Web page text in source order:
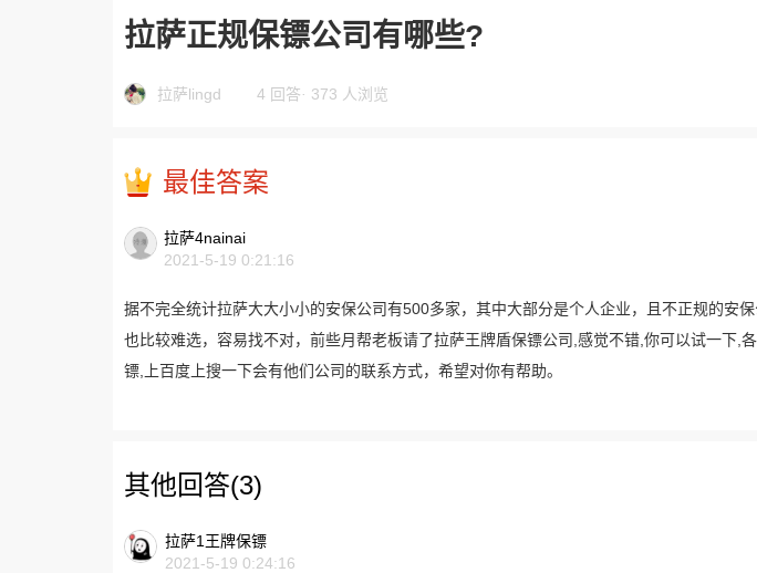
拉萨正规保镖公司有哪些?
拉萨lingd 4 回答· 373 人浏览
最佳答案
拉萨4nainai
2021-5-19 0:21:16
据不完全统计拉萨大大小小的安保公司有500多家，其中大部分是个人企业，且不正规的安保
也比较难选，容易找不对，前些月帮老板请了拉萨王牌盾保镖公司,感觉不错,你可以试一下,
镖,上百度上搜一下会有他们公司的联系方式，希望对你有帮助。
其他回答(3)
拉萨1王牌保镖
2021-5-19 0:24:16